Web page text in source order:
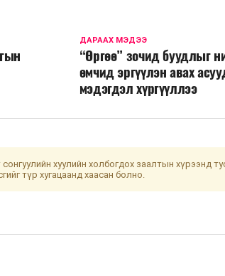
ДАРААХ МЭДЭЭ
“Өргөө” зочид буудлыг
өмчид эргүүлэн авах
мэдэгдэл хүргүүллээ
хуулийн холбогдох заалтын хүрээнд
түр хугацаанд хаасан болно.